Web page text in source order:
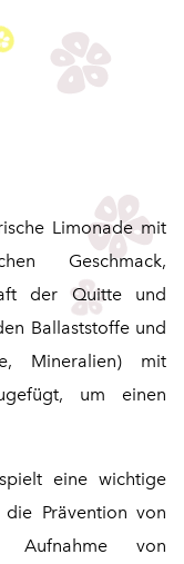
Limonade mit
Geschmack,
der Quitte und
Ballaststoffe und
Mineralien) mit
um einen
eine wichtige
Prävention von
Aufnahme von